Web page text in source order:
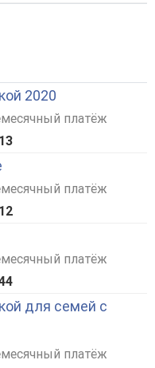
2020
платёж
платёж
платёж
для семей с
платёж